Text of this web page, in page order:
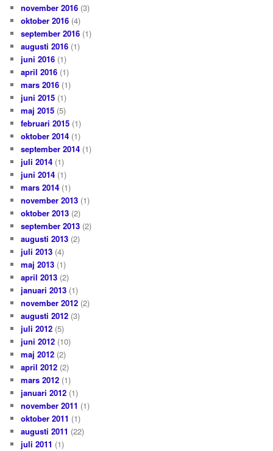
november 2016 (3)
oktober 2016 (4)
september 2016 (1)
augusti 2016 (1)
juni 2016 (1)
april 2016 (1)
mars 2016 (1)
juni 2015 (1)
maj 2015 (5)
februari 2015 (1)
oktober 2014 (1)
september 2014 (1)
juli 2014 (1)
juni 2014 (1)
mars 2014 (1)
november 2013 (1)
oktober 2013 (2)
september 2013 (2)
augusti 2013 (2)
juli 2013 (4)
maj 2013 (1)
april 2013 (2)
januari 2013 (1)
november 2012 (2)
augusti 2012 (3)
juli 2012 (5)
juni 2012 (10)
maj 2012 (2)
april 2012 (2)
mars 2012 (1)
januari 2012 (1)
november 2011 (1)
oktober 2011 (1)
augusti 2011 (22)
juli 2011 (1)